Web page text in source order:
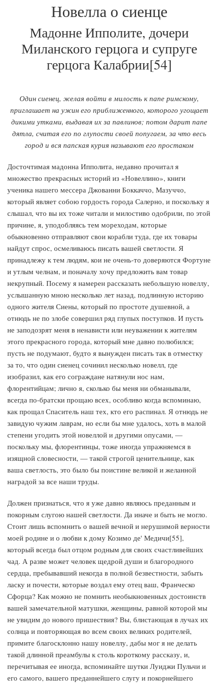
Новелла о сиенце
Мадонне Ипполите, дочери
Миланского герцога и супруге
герцога Калабрии[54]
Один сиенец, желая войти в милость к папе римскому,
приглашает на ужин его приближенного, которого угощает
дикими утками, выдавая их за павлинов; потом дарит папе
дятла, считая его по глупости своей попугаем, за что весь
город и вся папская курия называют его простаком
Досточтимая мадонна Ипполита, недавно прочитал я
множество прекрасных историй из «Новеллино», книги
ученика нашего мессера Джованни Боккаччо, Мазуччо,
который являет собою гордость города Салерно, и поскольку я
слышал, что вы их тоже читали и милостиво одобрили, по этой
причине, я, уподобляясь тем мореходам, которые
обыкновенно отправляют свои корабли туда, где их товары
найдут спрос, осмеливаюсь писать вашей светлости. Я
принадлежу к тем людям, кои не очень-то доверяются Фортуне
и утлым челнам, и поначалу хочу предложить вам товар
некрупный. Посему я намерен рассказать небольшую новеллу,
услышанную мною несколько лет назад, подлинную историю
одного жителя Сиены, который по простоте душевной, а
отнюдь не по злобе совершил ряд глупых поступков. И пусть
не заподозрят меня в ненависти или неуважении к жителям
этого прекрасного города, который мне давно полюбился;
пусть не подумают, будто я вынужден писать так в отместку
за то, что один сиенец сочинил несколько новелл, где
изобразил, как его сограждане натянули нос нам,
флорентийцам; лично я, сколько бы меня ни обманывали,
всегда по-братски прощаю всех, особливо когда вспоминаю,
как прощал Спаситель наш тех, кто его распинал. Я отнюдь не
завидую чужим лаврам, но если бы мне удалось, хоть в малой
степени угодить этой новеллой и другими опусами, —
поскольку мы, флорентинцы, тоже иногда упражняемся в
изящной словесности, — такой строгой ценительнице, как
ваша светлость, это было бы поистине великой и желанной
наградой за все наши труды.
Должен признаться, что я уже давно являюсь преданным и
покорным слугою нашей светлости. Да иначе и быть не могло.
Стоит лишь вспомнить о вашей вечной и нерушимой верности
моей родине и о любви к дому Козимо де' Медичи[55],
который всегда был отцом родным для своих счастливейших
чад. А разве может человек щедрой души и благородного
сердца, пребывавший некогда в полной безвестности, забыть
ласку и почести, которые воздал ему отец ваш, Франческо
Сфорца? Как можно не помнить необыкновенных достоинств
вашей замечательной матушки, женщины, равной которой мы
не увидим до нового пришествия? Вы, блистающая в лучах их
солнца и повторяющая во всем своих великих родителей,
примите благосклонно нашу новеллу, дабы мог я не делать
такой длинной преамбулы к столь короткому рассказу, и,
перечитывая ее иногда, вспоминайте шутки Луиджи Пульчи и
его самого, вашего преданнейшего слугу и покорнейшего